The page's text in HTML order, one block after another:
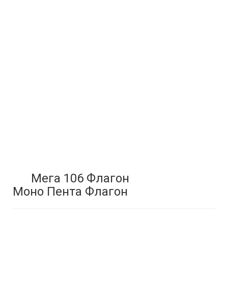
Мега 106 Флагон
Моно Пента Флагон